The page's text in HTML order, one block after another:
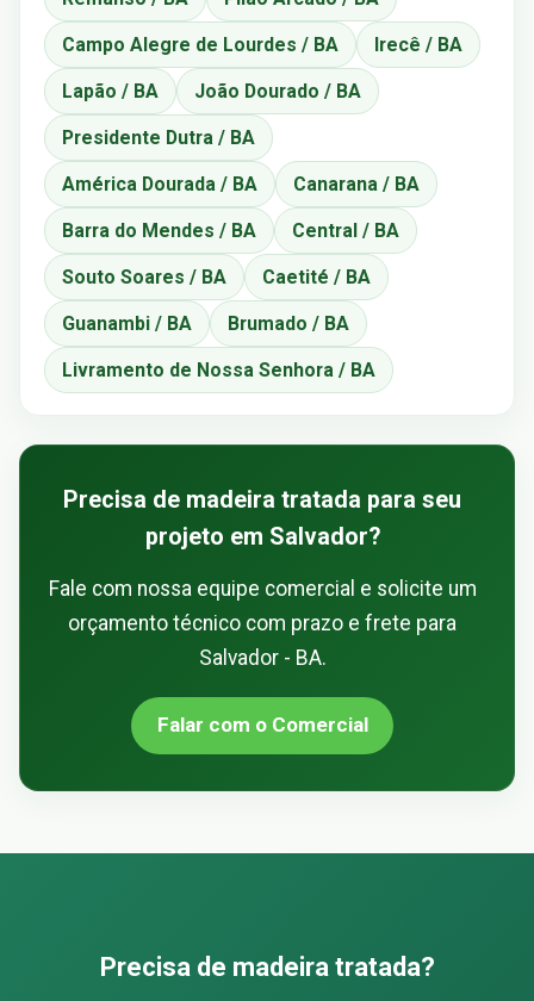
Campo Alegre de Lourdes / BA Irecê / BA
Lapão / BA João Dourado / BA
Presidente Dutra / BA
América Dourada / BA Canarana / BA
Barra do Mendes / BA Central / BA
Souto Soares / BA Caetité / BA
Guanambi / BA Brumado / BA
Livramento de Nossa Senhora / BA
Precisa de madeira tratada para seu
projeto em Salvador?
Fale com nossa equipe comercial e solicite um
orçamento técnico com prazo e frete para
Salvador - BA.
Falar com o Comercial
Precisa de madeira tratada?